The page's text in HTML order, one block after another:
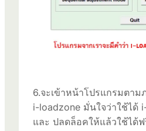
6.จะเข้าหน้าโปรแกรมตาม
i-loadzone มั่นใจว่าใช้ได้
และ ปลดล็อคให้แล้วใช้ได้ฟ